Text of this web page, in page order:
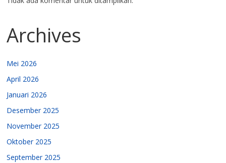
Archives
Mei 2026
April 2026
Januari 2026
Desember 2025
November 2025
Oktober 2025
September 2025